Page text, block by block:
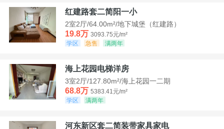
红建路套二简阳一小
2室2厅/64.00m²/地下城堡（红建路）
19.8万 3093.75元/m²
学区
急售 满两年
海上花园电梯洋房
3室2厅/127.80m²/海上花园一二期
68.8万 5383.41元/m²
学区
满两年
河东新区套二简装带家具家电